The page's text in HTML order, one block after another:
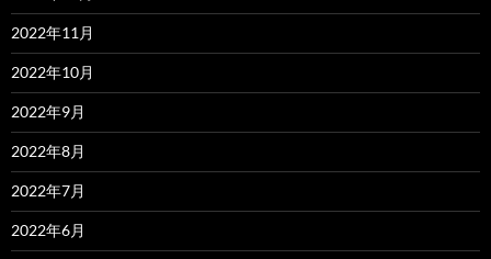
2022年11月
2022年10月
2022年9月
2022年8月
2022年7月
2022年6月